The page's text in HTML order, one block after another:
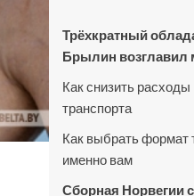
Трёхкратный
Брылин возглавил
Как снизить
транспорта
Как выбрать формат
именно вам
Сборная Норвегии